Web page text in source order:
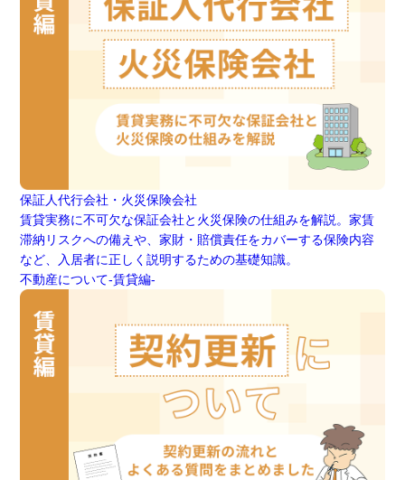
保証人代行会社・火災保険会社
賃貸実務に不可欠な保証会社と火災保険の仕組みを解説。家賃
滞納リスクへの備えや、家財・賠償責任をカバーする保険内容
など、入居者に正しく説明するための基礎知識。
不動産について-賃貸編-